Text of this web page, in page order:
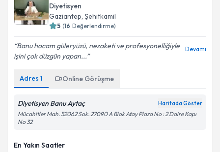
E-posta Adresiniz
Kişisel verilerimin işlenmesine ilişkin
kapsamda işlenmesini kabul ediyorum.
Takvim Talebini Gönder
Diyetisyen
Gaziantep, Şehitkamil
5 (16 Değerlendirme)
Banu hocam güleryüzü, nezaketi ve profesyonelliğiyle
işini çok düzgün yapan...
Devamı
Adres 1 Online Görüşme
Diyetisyen Banu Aytaç Haritada Göster
Mücahitler Mah. 52062 Sok. 27090 A Blok Atay Plaza No : 2 Daire Kapı
No 32
En Yakın Saatler